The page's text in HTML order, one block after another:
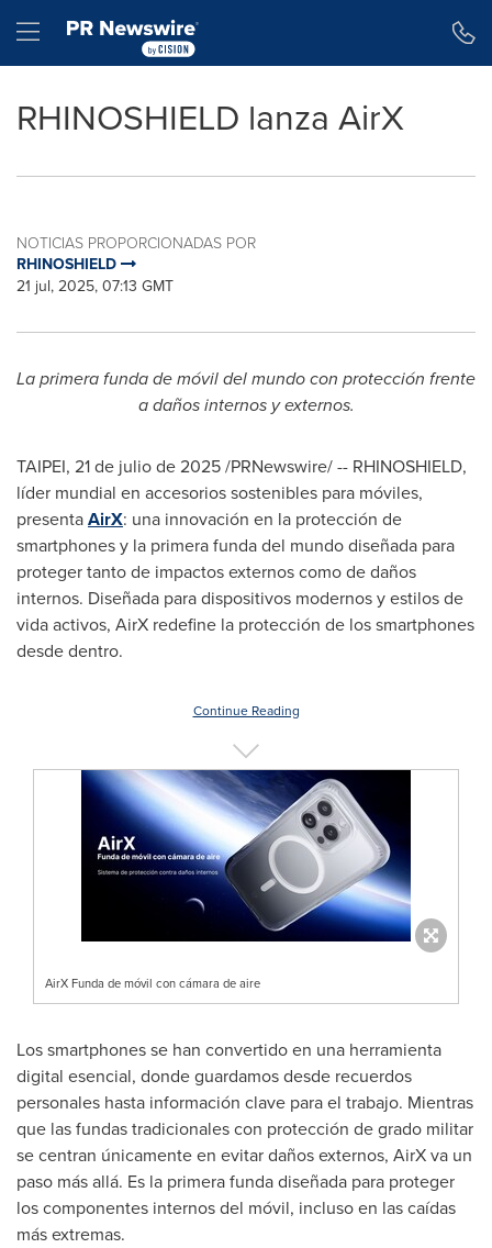
Hamburger menu
RHINOSHIELD lanza AirX
NOTICIAS PROPORCIONADAS POR
RHINOSHIELD
21 jul, 2025, 07:13 GMT
La primera funda de móvil del mundo con protección frente
a daños internos y externos.
TAIPEI, 21 de julio de 2025/PRNewswire/ -- RHINOSHIELD,
líder mundial en accesorios sostenibles para móviles,
presentaAirX: una innovación en la protección de
smartphones y la primera funda del mundo diseñada para
proteger tanto de impactos externos como de daños
internos. Diseñada para dispositivos modernos y estilos de
vida activos, AirX redefine la protección de los smartphones
desde dentro.
Continue Reading
AirX Funda de móvil con cámara de aire
Los smartphones se han convertido en una herramienta
digital esencial, donde guardamos desde recuerdos
personales hasta información clave para el trabajo. Mientras
que las fundas tradicionales con protección de grado militar
se centran únicamente en evitar daños externos, AirX va un
paso más allá. Es la primera funda diseñada para proteger
los componentes internos del móvil, incluso en las caídas
más extremas.